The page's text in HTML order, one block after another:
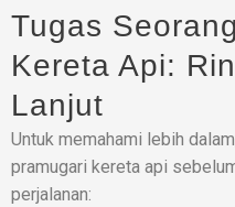
Tugas
Kereta Api:
Lanjut
Untuk memahami lebih
pramugari kereta api
perjalanan: